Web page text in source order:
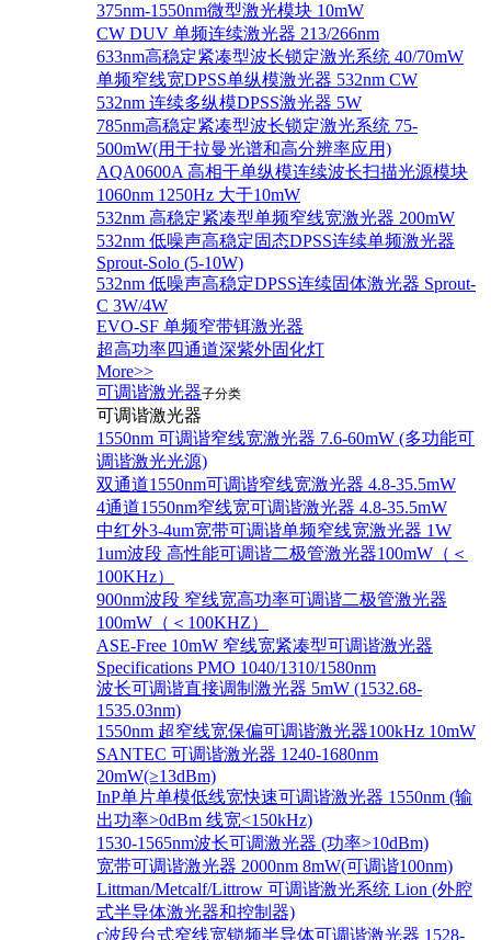
375nm-1550nm微型激光模块 10mW
CW DUV 单频连续激光器 213/266nm
633nm高稳定紧凑型波长锁定激光系统 40/70mW
单频窄线宽DPSS单纵模激光器 532nm CW
532nm 连续多纵模DPSS激光器 5W
785nm高稳定紧凑型波长锁定激光系统 75-
500mW(用于拉曼光谱和高分辨率应用)
AQA0600A 高相干单纵模连续波长扫描光源模块
1060nm 1250Hz 大于10mW
532nm 高稳定紧凑型单频窄线宽激光器 200mW
532nm 低噪声高稳定固态DPSS连续单频激光器
Sprout‐Solo (5-10W)
532nm 低噪声高稳定DPSS连续固体激光器 Sprout-
C 3W/4W
EVO-SF 单频窄带铒激光器
超高功率四通道深紫外固化灯
More>>
可调谐激光器子分类
可调谐激光器
1550nm 可调谐窄线宽激光器 7.6-60mW (多功能可
调谐激光光源)
双通道1550nm可调谐窄线宽激光器 4.8-35.5mW
4通道1550nm窄线宽可调谐激光器 4.8-35.5mW
中红外3-4um宽带可调谐单频窄线宽激光器 1W
1um波段 高性能可调谐二极管激光器100mW（＜
100KHz）
900nm波段 窄线宽高功率可调谐二极管激光器
100mW（＜100KHZ）
ASE-Free 10mW 窄线宽紧凑型可调谐激光器
Specifications PMO 1040/1310/1580nm
波长可调谐直接调制激光器 5mW (1532.68-
1535.03nm)
1550nm 超窄线宽保偏可调谐激光器100kHz 10mW
SANTEC 可调谐激光器 1240-1680nm
20mW(≥13dBm)
InP单片单模低线宽快速可调谐激光器 1550nm (输
出功率>0dBm 线宽<150kHz)
1530-1565nm波长可调激光器 (功率>10dBm)
宽带可调谐激光器 2000nm 8mW(可调谐100nm)
Littman/Metcalf/Littrow 可调谐激光系统 Lion (外腔
式半导体激光器和控制器)
c波段台式窄线宽锁频半导体可调谐激光器 1528-